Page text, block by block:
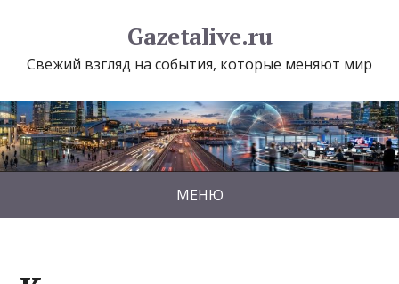
Gazetalive.ru
Свежий взгляд на события, которые меняют мир
МЕНЮ